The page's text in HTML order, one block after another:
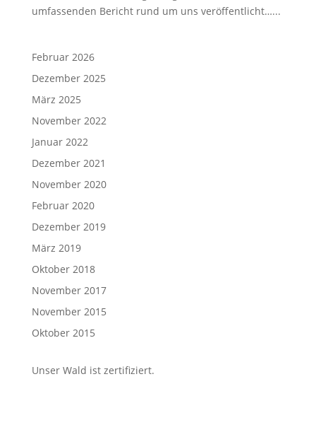
umfassenden Bericht rund um uns veröffentlicht…...
Februar 2026
Dezember 2025
März 2025
November 2022
Januar 2022
Dezember 2021
November 2020
Februar 2020
Dezember 2019
März 2019
Oktober 2018
November 2017
November 2015
Oktober 2015
Unser Wald ist zertifiziert.